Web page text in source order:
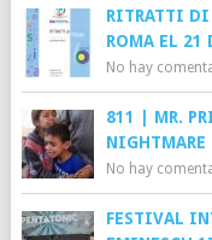
RITRATTI DI
ROMA EL 21
No hay
811 | MR.
NIGHTMARE
No hay
FESTIVAL